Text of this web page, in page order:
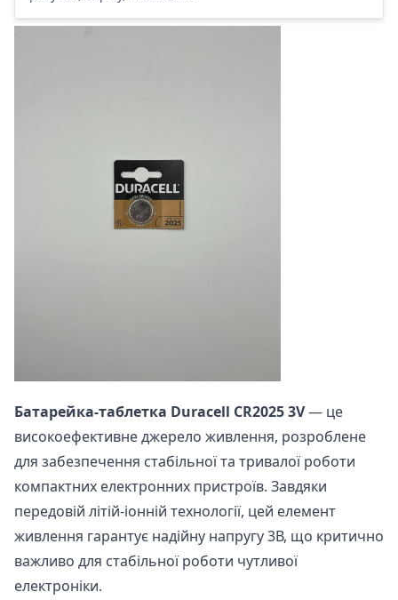
Батарейка-таблетка Duracell CR2025 3V— це
високоефективне джерело живлення, розроблене
для забезпечення стабільної та тривалої роботи
компактних електронних пристроїв. Завдяки
передовій літій-іонній технології, цей елемент
живлення гарантує надійну напругу 3В, що критично
важливо для стабільної роботи чутливої
електроніки.